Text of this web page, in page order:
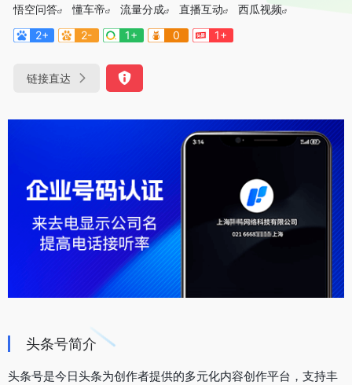
悟空问答
懂车帝 流量分成 直播互动
西瓜视频
2+
2- 1+ 0 1+
链接直达
头条号简介
头条号是今日头条为创作者提供的多元化内容创作平台，支持丰